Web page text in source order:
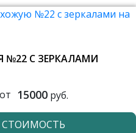
№22 С ЗЕРКАЛАМИ
15000руб.
СТОИМОСТЬ